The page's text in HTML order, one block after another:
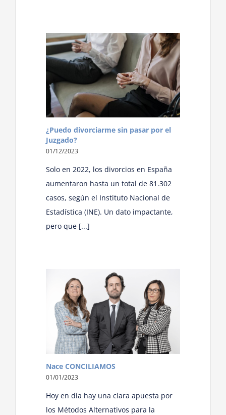
¿Puedo divorciarme sin pasar por el
Juzgado?
01/12/2023
Solo en 2022, los divorcios en España
aumentaron hasta un total de 81.302
casos, según el Instituto Nacional de
Estadística (INE). Un dato impactante,
pero que [...]
Nace CONCILIAMOS
01/01/2023
Hoy en día hay una clara apuesta por
los Métodos Alternativos para la